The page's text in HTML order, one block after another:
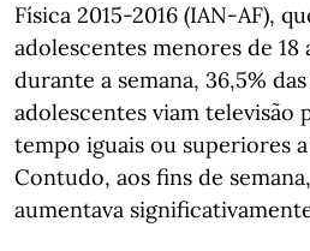
Física 2015-2016 (IAN-AF),
adolescentes menores de
durante a semana, 36,5%
adolescentes viam televisão
tempo iguais ou superiores
Contudo, aos fins de
aumentava